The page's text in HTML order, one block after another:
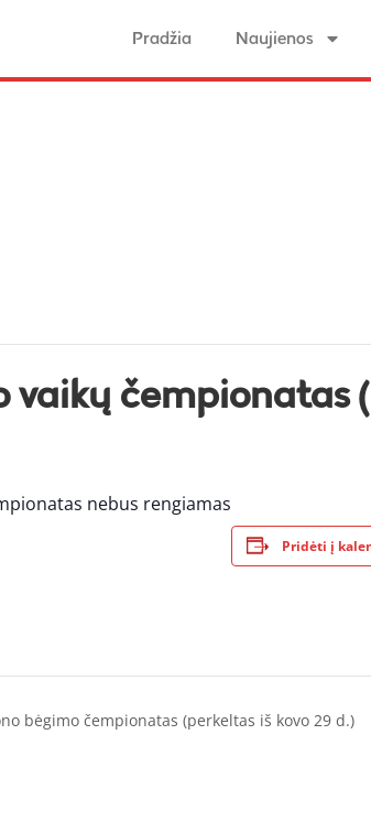
Pradžia Naujienos
vaikų čempionatas
nebus rengiamas
Pridėti į
bėgimo čempionatas (perkeltas iš kovo 29 d.)